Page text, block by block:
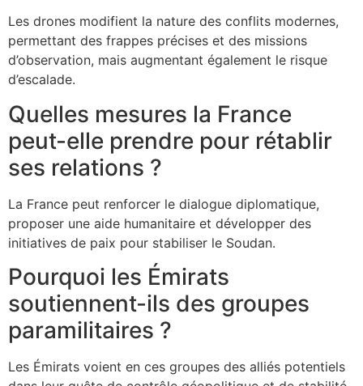
Les drones modifient la nature des conflits modernes,
permettant des frappes précises et des missions
d’observation, mais augmentant également le risque
d’escalade.
Quelles mesures la France
peut-elle prendre pour rétablir
ses relations ?
La France peut renforcer le dialogue diplomatique,
proposer une aide humanitaire et développer des
initiatives de paix pour stabiliser le Soudan.
Pourquoi les Émirats
soutiennent-ils des groupes
paramilitaires ?
Les Émirats voient en ces groupes des alliés potentiels